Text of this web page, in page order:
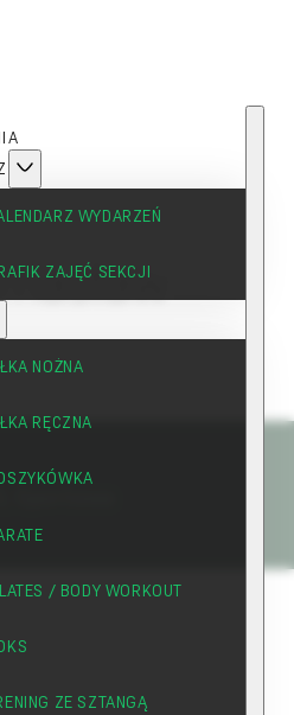
WYDARZEŃ
ZAJĘĆ SEKCJI
NOŻNA
RĘCZNA
/ BODY WORKOUT
ZE SZTANGĄ